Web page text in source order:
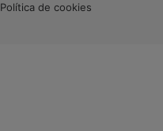
Política de cookies